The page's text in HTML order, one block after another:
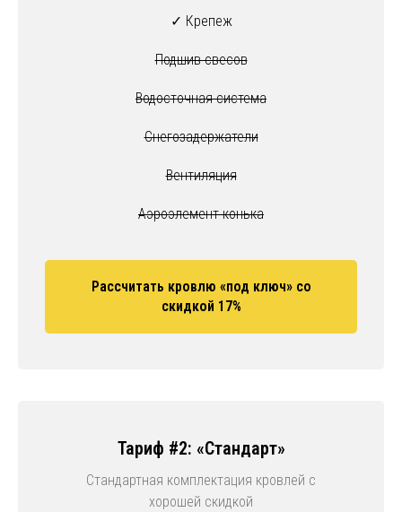
✓ Крепеж
Подшив свесов
Водосточная система
Снегозадержатели
Вентиляция
Аэроэлемент конька
Рассчитать кровлю «под ключ» со
скидкой 17%
Тариф #2: «Стандарт»
Стандартная комплектация кровлей с
хорошей скидкой